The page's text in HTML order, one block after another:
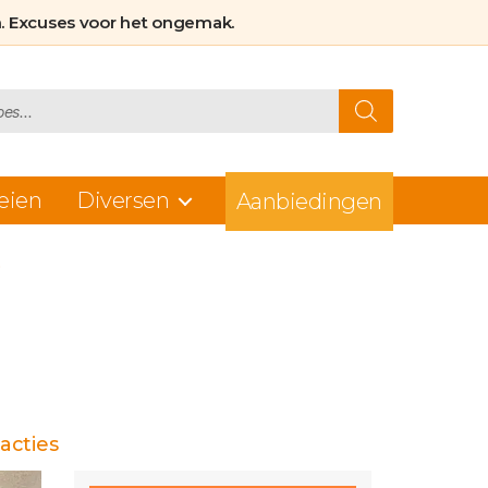
voor het ongemak.
Diversen Aanbiedingen
op